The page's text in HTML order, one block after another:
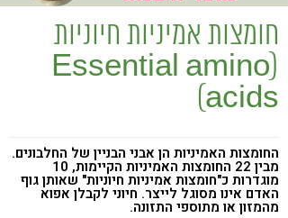
תוספי תזונה
מתכוני בריאות
אירועים
שינוי תזונתי
גישות בתזונה
דיאטה
ניקוי רעלים
ילדים
תזונה וספורט
הפרעות קשב & ריכוז
אכילה רגשית
רגישות לגלוטן
טעים להכיר
חומצות אמיניות חיוניות
(Essential amino
acids)
החומצות האמיניות הן אבני הבניין של החלבונים.
מבין 22 החומצות האמיניות הקיימות, 10
מוגדרות כ"חומצות אמיניות חיוניות" שאותן גוף
האדם אינו מסוגל לייצר. חיוני לקבלן אפוא
מהמזון או מתוספי התזונה.